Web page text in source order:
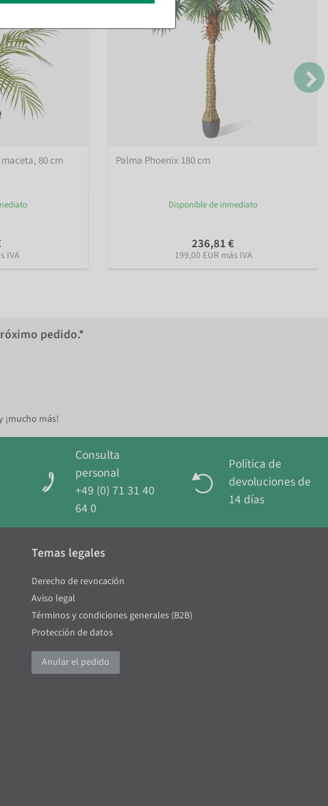
80 cm
IVA
Palma Phoenix 180 cm
Disponible de inmediato
236,81 €
199,00 EUR más IVA
pedido.*
¡mucho más!
Consulta
personal
+49 (0) 71 31 40
64 0
Política de
devoluciones de
14 días
Temas legales
Derecho de revocación
Aviso legal
Términos y condiciones generales (B2B)
Protección de datos
Anular el pedido